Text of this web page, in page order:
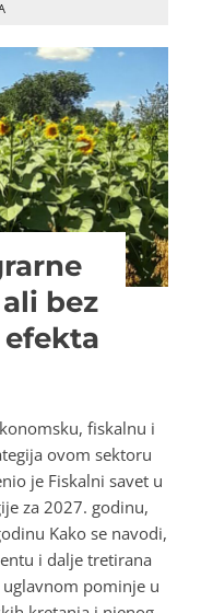
bez
fiskalnu i
ovom sektoru
je Fiskalni savet u
za 2027. godinu,
Kako se navodi,
i dalje tretirana
pominje u